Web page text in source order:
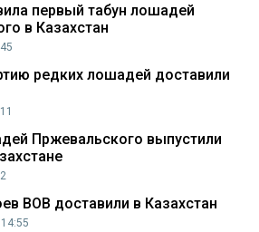
первый табун лошадей
в Казахстан
редких лошадей доставили
Пржевальского выпустили
ВОВ доставили в Казахстан